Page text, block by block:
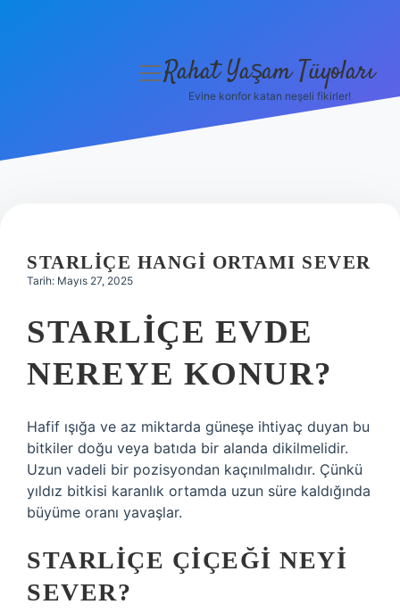
Hakkımızda
menüyü
Rahat Yaşam Tüyoları
Evine konfor katan neşeli fikirler!
STARLIÇE HANGI ORTAMI SEVER
Tarih: Mayıs 27, 2025
STARLIÇE EVDE
NEREYE KONUR?
Hafif ışığa ve az miktarda güneşe ihtiyaç duyan bu
bitkiler doğu veya batıda bir alanda dikilmelidir.
Uzun vadeli bir pozisyondan kaçınılmalıdır. Çünkü
yıldız bitkisi karanlık ortamda uzun süre kaldığında
büyüme oranı yavaşlar.
STARLIÇE ÇIÇEĞI NEYI
SEVER?